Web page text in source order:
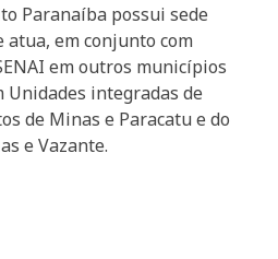
Paranaíba possui sede
atua, em conjunto com
em outros municípios
Unidades integradas de
de Minas e Paracatu e do
e Vazante.